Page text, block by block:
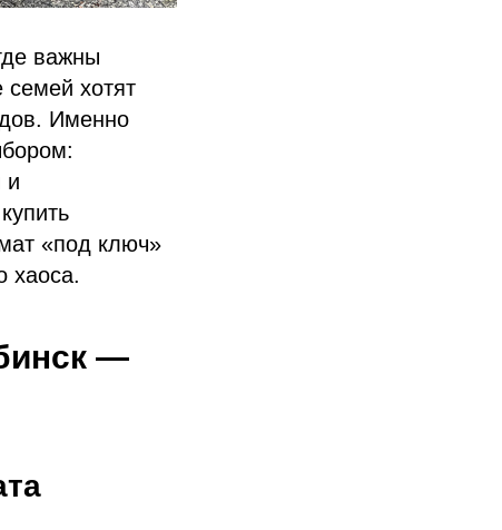
важны
хотят
Именно
и
«под ключ»
хаоса.
—